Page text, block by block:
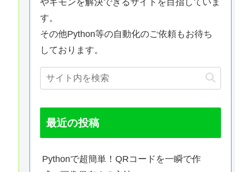
やギモンを解決できるサイトを目指していま
す。
その他Python等の自動化のご依頼もお待ち
しております。
最近の投稿
Pythonで超簡単！QRコードを一瞬で作